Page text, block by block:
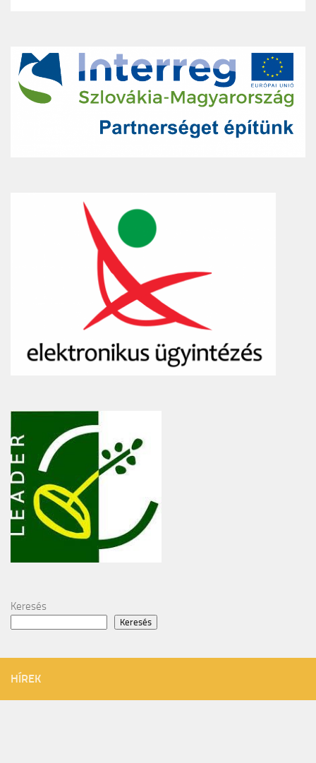
Keresés
Keresés
HÍREK